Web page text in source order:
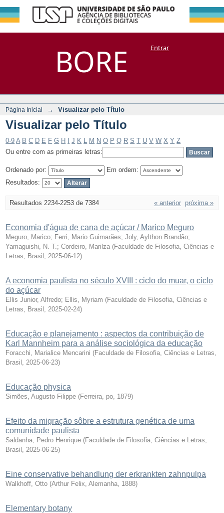
BORE
Visualizar pelo
Título
DSpace/Manakin + CoriscoEntrar
Página Inicial → Visualizar pelo Título
Visualizar pelo Título
0-9 A B C D E F G H J K M N O P Q R S T U V W X Y Z
Ou entre com as primeiras letras:
Ordenado por:
Em ordem:
Resultados:
Resultados 2234-2253 de 7384 « anterior próxima »
Economia d'água de cana de açúcar / Marico Meguro
Meguro, Marico; Ferri, Mario Guimarães;Joly, Aylthon Brandão;
Yamaguishi, N. T. ;Cordeiro, Marilza (Faculdade de Filosofia, Ciências e
Letras, Brasil
2025-06-12)
A economia paulista no século XVIII : ciclo do muar, o ciclo
do açúcar
Ellis Junior, Alfredo; Ellis, Myriam (Faculdade de Filosofia, Ciências e
Letras, Brasil
2025-02-24)
Educação e planejamento : aspectos da contribuição de
Karl Mannheim para a análise sociológica da educação
Foracchi, Marialice Mencarini (Faculdade de Filosofia, Ciências e Letras,
Brasil
2025-06-23)
Educação physica
Simões, Augusto Filippe (Ferreira, po 1879)
Efeito da migração sôbre a estrutura genética de uma
comunidade paulista
Saldanha, Pedro Henrique (Faculdade de Filosofia, Ciências e Letras,
Brasil
2025-06-25)
Eine conservative behandlung der erkrankten zahnpulpa
Walkhoff, Otto (Arthur Felix, Alemanha 1888)
Elementary botany